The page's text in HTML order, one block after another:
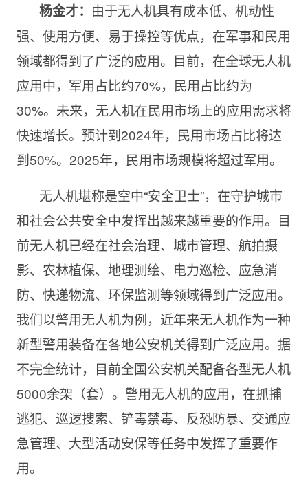
杨金才： 由于无人机具有成本低、机动性
强、使用方便、易于操控等优点，在军事和民用
领域都得到了广泛的应用。目前，在全球无人机
应用中，军用占比约70%，民用占比约为
30%。未来，无人机在民用市场上的应用需求将
快速增长。预计到2024年，民用市场占比将达
到50%。2025年，民用市场规模将超过军用。
无人机堪称是空中“安全卫士”，在守护城市
和社会公共安全中发挥出越来越重要的作用。目
前无人机已经在社会治理、城市管理、航拍摄
影、农林植保、地理测绘、电力巡检、应急消
防、快递物流、环保监测等领域得到广泛应用。
我们以警用无人机为例，近年来无人机作为一种
新型警用装备在各地公安机关得到广泛应用。据
不完全统计，目前全国公安机关配备各型无人机
5000余架（套）。警用无人机的应用，在抓捕
逃犯、巡逻搜索、铲毒禁毒、反恐防暴、交通应
急管理、大型活动安保等任务中发挥了重要作
用。